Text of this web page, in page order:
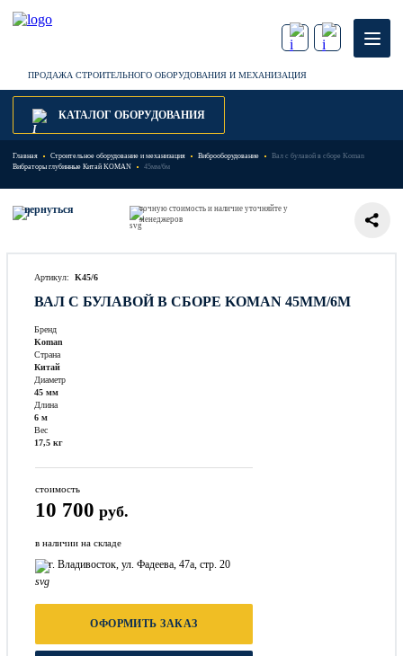
ПРОДАЖА СТРОИТЕЛЬНОГО ОБОРУДОВАНИЯ И МЕХАНИЗАЦИЯ
КАТАЛОГ ОБОРУДОВАНИЯ
Главная Строительное оборудование и механизация
Виброоборудование
Вибраторы глубинные Китай KOMAN
Вал с булавой в сборе Koman
45мм/6м
вернуться
точную стоимость и наличие уточняйте у
менеджеров
Артикул: K45/6
ВАЛ С БУЛАВОЙ В СБОРЕ KOMAN 45ММ/6М
Бренд
Koman
Страна
Китай
Диаметр
45 мм
Длина
6 м
Вес
17,5 кг
стоимость
10 700 руб.
в наличии на складе
г. Владивосток, ул. Фадеева, 47а, стр. 20
ОФОРМИТЬ ЗАКАЗ